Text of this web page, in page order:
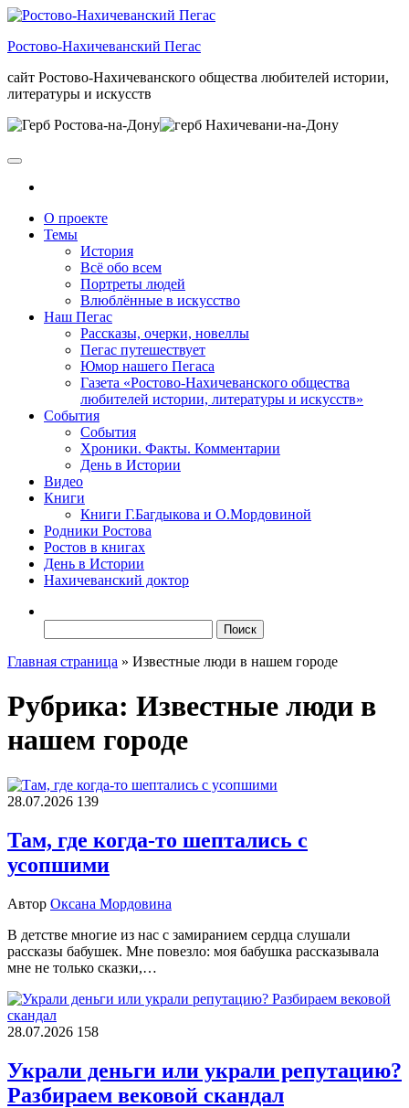
Skip
the
Ростово-Нахичеванский Пегас
сайт Ростово-Нахичеванского общества любителей истории,
литературы и искусств
О проекте
Темы
История
Всё обо всем
Портреты людей
Влюблённые в искусство
Наш Пегас
Рассказы, очерки, новеллы
Пегас путешествует
Юмор нашего Пегаса
Газета «Ростово-Нахичеванского общества
любителей истории, литературы и искусств»
События
События
Хроники. Факты. Комментарии
День в Истории
Видео
Книги
Книги Г.Багдыкова и О.Мордовиной
Родники Ростова
Ростов в книгах
День в Истории
Нахичеванский доктор
Главная страница » Известные люди в нашем городе
Рубрика: Известные люди в
нашем городе
28.07.2026 139
Там, где когда-то шептались с
усопшими
Автор Оксана Мордовина
В детстве многие из нас с замиранием сердца слушали
рассказы бабушек. Мне повезло: моя бабушка рассказывала
мне не только сказки,…
28.07.2026 158
Украли деньги или украли репутацию?
Разбираем вековой скандал